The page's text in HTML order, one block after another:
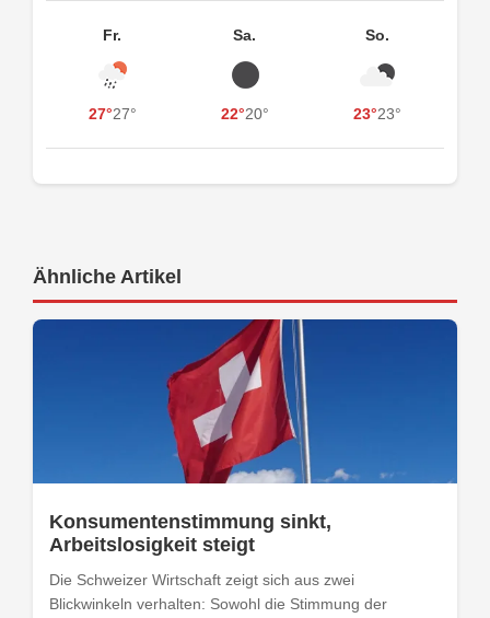
Fr.
27°27°
Sa.
22°20°
So.
23°23°
Ähnliche Artikel
Konsumentenstimmung sinkt,
Arbeitslosigkeit steigt
Die Schweizer Wirtschaft zeigt sich aus zwei
Blickwinkeln verhalten: Sowohl die Stimmung der